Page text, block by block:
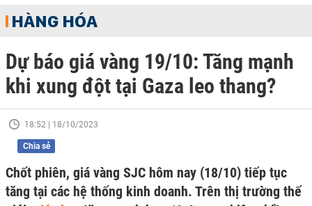
HÀNG HÓA
Dự báo giá vàng 19/10: Tăng mạnh
khi xung đột tại Gaza leo thang?
18:52 | 18/10/2023
Chia sẻ
Chốt phiên, giá vàng SJC hôm nay (18/10) tiếp tục
tăng tại các hệ thống kinh doanh. Trên thị trường thế